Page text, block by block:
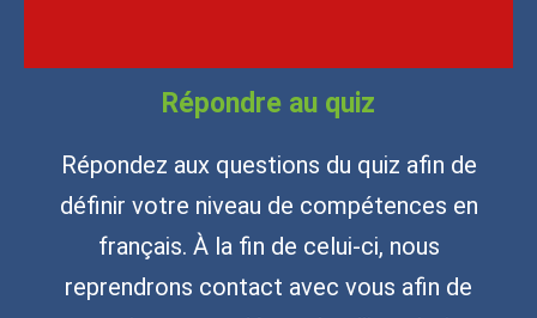
Répondre au quiz
Répondez aux questions du quiz afin de
définir votre niveau de compétences en
français. À la fin de celui-ci, nous
reprendrons contact avec vous afin de